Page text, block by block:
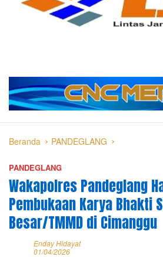
Beranda PANDEGLANG
PANDEGLANG
Wakapolres Pandeglang
Pembukaan Karya Bhakti
Besar/TMMD di Cimanggu
Enday Hidayat
01/04/2026